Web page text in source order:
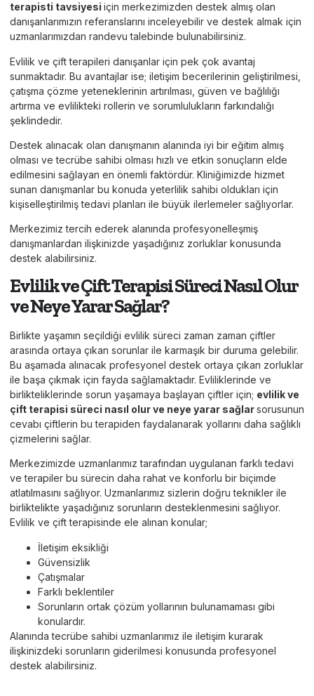
terapisti tavsiyesi için merkezimizden destek almış olan
danışanlarımızın referanslarını inceleyebilir ve destek almak için
uzmanlarımızdan randevu talebinde bulunabilirsiniz.
Evlilik ve çift terapileri danışanlar için pek çok avantaj
sunmaktadır. Bu avantajlar ise; iletişim becerilerinin geliştirilmesi,
çatışma çözme yeteneklerinin artırılması, güven ve bağlılığı
artırma ve evlilikteki rollerin ve sorumlulukların farkındalığı
şeklindedir.
Destek alınacak olan danışmanın alanında iyi bir eğitim almış
olması ve tecrübe sahibi olması hızlı ve etkin sonuçların elde
edilmesini sağlayan en önemli faktördür. Kliniğimizde hizmet
sunan danışmanlar bu konuda yeterlilik sahibi oldukları için
kişiselleştirilmiş tedavi planları ile büyük ilerlemeler sağlıyorlar.
Merkezimiz tercih ederek alanında profesyonelleşmiş
danışmanlardan ilişkinizde yaşadığınız zorluklar konusunda
destek alabilirsiniz.
Evlilik ve Çift Terapisi Süreci Nasıl Olur
ve Neye Yarar Sağlar?
Birlikte yaşamın seçildiği evlilik süreci zaman zaman çiftler
arasında ortaya çıkan sorunlar ile karmaşık bir duruma gelebilir.
Bu aşamada alınacak profesyonel destek ortaya çıkan zorluklar
ile başa çıkmak için fayda sağlamaktadır. Evliliklerinde ve
birlikteliklerinde sorun yaşamaya başlayan çiftler için; evlilik ve
çift terapisi süreci nasıl olur ve neye yarar sağlarsorusunun
cevabı çiftlerin bu terapiden faydalanarak yollarını daha sağlıklı
çizmelerini sağlar.
Merkezimizde uzmanlarımız tarafından uygulanan farklı tedavi
ve terapiler bu sürecin daha rahat ve konforlu bir biçimde
atlatılmasını sağlıyor. Uzmanlarımız sizlerin doğru teknikler ile
birliktelikte yaşadığınız sorunların desteklenmesini sağlıyor.
Evlilik ve çift terapisinde ele alınan konular;
İletişim eksikliği
Güvensizlik
Çatışmalar
Farklı beklentiler
Sorunların ortak çözüm yollarının bulunamaması gibi
konulardır.
Alanında tecrübe sahibi uzmanlarımız ile iletişim kurarak
ilişkinizdeki sorunların giderilmesi konusunda profesyonel
destek alabilirsiniz.